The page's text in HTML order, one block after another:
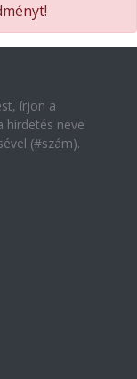
írjon a
hirdetés neve
(#szám).